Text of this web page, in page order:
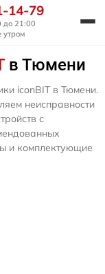
14-79
до 21:00
утром
в Тюмени
iconBIT в Тюмени.
неисправности
с
и комплектующие